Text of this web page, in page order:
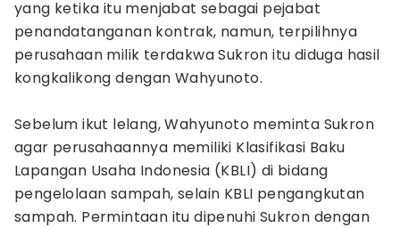
yang ketika itu menjabat sebagai pejabat
penandatanganan kontrak, namun, terpilihnya
perusahaan milik terdakwa Sukron itu diduga hasil
kongkalikong dengan Wahyunoto.
Sebelum ikut lelang, Wahyunoto meminta Sukron
agar perusahaannya memiliki Klasifikasi Baku
Lapangan Usaha Indonesia (KBLI) di bidang
pengelolaan sampah, selain KBLI pengangkutan
sampah. Permintaan itu dipenuhi Sukron dengan